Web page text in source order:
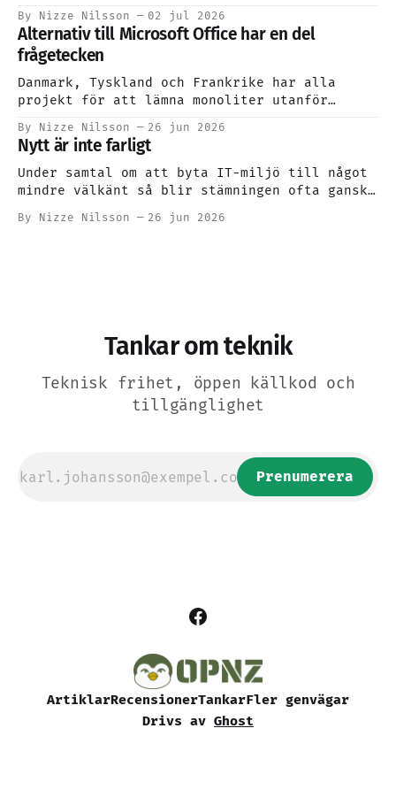
By Nizze Nilsson 02 jul 2026
Alternativ till Microsoft Office har en del
frågetecken
Danmark, Tyskland och Frankrike har alla
projekt för att lämna monoliter utanför
eldat på oron, och man ser sig om efter
alternativ. Ett alternativ finns, Euro-
Office, men det finns också frågetecken.
By Nizze Nilsson 26 jun 2026
Nytt är inte farligt
Under samtal om att byta IT-miljö till något
mindre välkänt så blir stämningen ofta ganska
IT-branschen många gånger börjar skruva på
By Nizze Nilsson 26 jun 2026
Tankar om teknik
Teknisk frihet, öppen källkod och
tillgänglighet
Prenumerera
ArtiklarRecensionerTankarFler genvägar
Drivs av Ghost